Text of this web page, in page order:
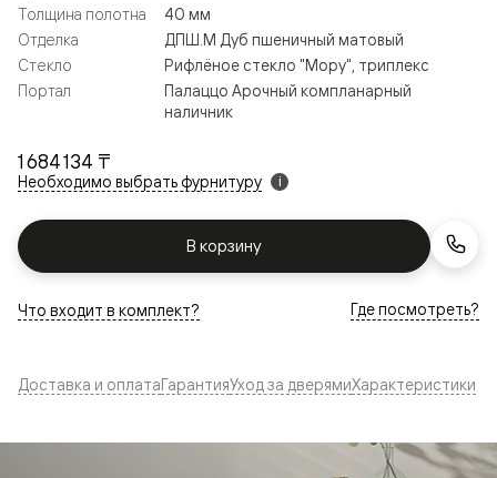
1 684 134 ₸
Необходимо выбрать фурнитуру i
В корзину
Толщина полотна
40 мм
Отделка
ДПШ.М Дуб пшеничный матовый
Стекло
Рифлёное стекло "Мору", триплекс
Портал
Палаццо Арочный компланарный
наличник
Что входит в комплект? Где посмотреть?
Доставка и оплатаГарантияУход за дверямиХарактеристики